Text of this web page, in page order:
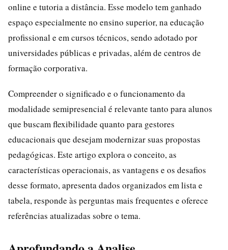
online e tutoria a distância. Esse modelo tem ganhado
espaço especialmente no ensino superior, na educação
profissional e em cursos técnicos, sendo adotado por
universidades públicas e privadas, além de centros de
formação corporativa.
Compreender o significado e o funcionamento da
modalidade semipresencial é relevante tanto para alunos
que buscam flexibilidade quanto para gestores
educacionais que desejam modernizar suas propostas
pedagógicas. Este artigo explora o conceito, as
características operacionais, as vantagens e os desafios
desse formato, apresenta dados organizados em lista e
tabela, responde às perguntas mais frequentes e oferece
referências atualizadas sobre o tema.